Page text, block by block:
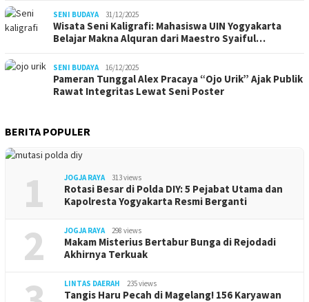
SENI BUDAYA 31/12/2025
Wisata Seni Kaligrafi: Mahasiswa UIN Yogyakarta
Belajar Makna Alquran dari Maestro Syaiful…
SENI BUDAYA 16/12/2025
Pameran Tunggal Alex Pracaya “Ojo Urik” Ajak Publik
Rawat Integritas Lewat Seni Poster
BERITA POPULER
1 JOGJA RAYA 313 views
Rotasi Besar di Polda DIY: 5 Pejabat Utama dan
Kapolresta Yogyakarta Resmi Berganti
2 JOGJA RAYA 298 views
Makam Misterius Bertabur Bunga di Rejodadi
Akhirnya Terkuak
LINTAS DAERAH 235 views
Tangis Haru Pecah di Magelang! 156 Karyawan